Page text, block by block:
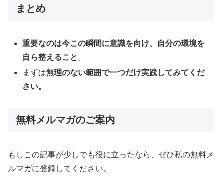
まとめ
重要なのは今この瞬間に意識を向け、自分の環境を
自ら整えること 。
まずは無理のない範囲で一つだけ実践してみてくだ
さい。
無料メルマガのご案内
もしこの記事が少しでも役に立ったなら、ぜひ私の無料メ
ルマガに登録してください。